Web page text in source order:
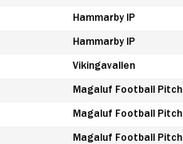
Hammarby IP
Hammarby IP
Vikingavallen
Magaluf Football Pitch
Magaluf Football Pitch
Magaluf Football Pitch